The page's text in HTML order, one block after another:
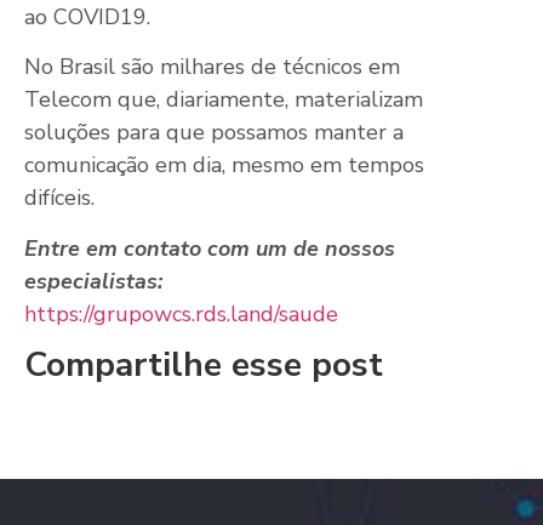
ao COVID19.
No Brasil são milhares de técnicos em
Telecom que, diariamente, materializam
soluções para que possamos manter a
comunicação em dia, mesmo em tempos
difíceis.
Entre em contato com um de nossos
especialistas:
https://grupowcs.rds.land/saude
Compartilhe esse post